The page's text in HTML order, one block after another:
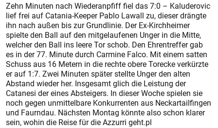
Zehn Minuten nach Wiederanpfiff fiel das 7:0 – Kaluderovic
lief frei auf Catania-Keeper Pablo Lawall zu, dieser drängte
ihn nach außen bis zur Grundlinie. Der Ex-Kirchheimer
spielte den Ball auf den mitgelaufenen Unger in die Mitte,
welcher den Ball ins leere Tor schob. Den Ehrentreffer gab
es in der 77. Minute durch Carmine Falco. Mit einem satten
Schuss aus 16 Metern in die rechte obere Torecke verkürzte
er auf 1:7. Zwei Minuten später stellte Unger den alten
Abstand wieder her. Insgesamt glich die Leistung der
Catanesi der eines Absteigers. In dieser Woche spielen sie
noch gegen unmittelbare Konkurrenten aus Neckartailfingen
und Faurndau. Nächsten Montag könnte also schon klarer
sein, wohin die Reise für die Azzurri geht.pl